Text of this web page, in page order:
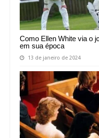
Como Ellen White via o
em sua época
13 de janeiro de 2024